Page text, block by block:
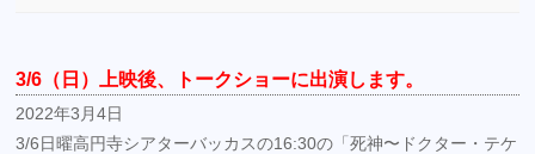
3/6（日）上映後、トークショーに出演します。
2022年3月4日
3/6日曜高円寺シアターバッカスの16:30の「死神〜ドクター・テケ